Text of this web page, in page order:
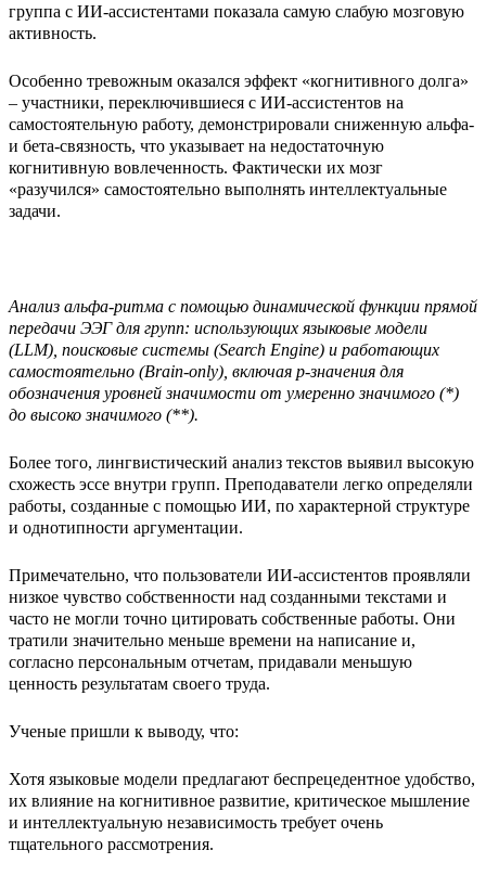
группа с ИИ-ассистентами показала самую слабую мозговую
активность.
Особенно тревожным оказался эффект «когнитивного долга»
– участники, переключившиеся с ИИ-ассистентов на
самостоятельную работу, демонстрировали сниженную альфа-
и бета-связность, что указывает на недостаточную
когнитивную вовлеченность. Фактически их мозг
«разучился» самостоятельно выполнять интеллектуальные
задачи.
Анализ альфа-ритма с помощью динамической функции прямой
передачи ЭЭГ для групп: использующих языковые модели
(LLM), поисковые системы (Search Engine) и работающих
самостоятельно (Brain-only), включая p-значения для
обозначения уровней значимости от умеренно значимого (*)
до высоко значимого (**).
Более того, лингвистический анализ текстов выявил высокую
схожесть эссе внутри групп. Преподаватели легко определяли
работы, созданные с помощью ИИ, по характерной структуре
и однотипности аргументации.
Примечательно, что пользователи ИИ-ассистентов проявляли
низкое чувство собственности над созданными текстами и
часто не могли точно цитировать собственные работы. Они
тратили значительно меньше времени на написание и,
согласно персональным отчетам, придавали меньшую
ценность результатам своего труда.
Ученые пришли к выводу, что:
Хотя языковые модели предлагают беспрецедентное удобство,
их влияние на когнитивное развитие, критическое мышление
и интеллектуальную независимость требует очень
тщательного рассмотрения.